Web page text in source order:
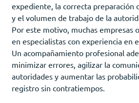
expediente, la correcta preparación
y el volumen de trabajo de la
Por este motivo, muchas empresas
en especialistas con experiencia en
Un acompañamiento profesional
minimizar errores, agilizar la
autoridades y aumentar las
registro sin contratiempos.